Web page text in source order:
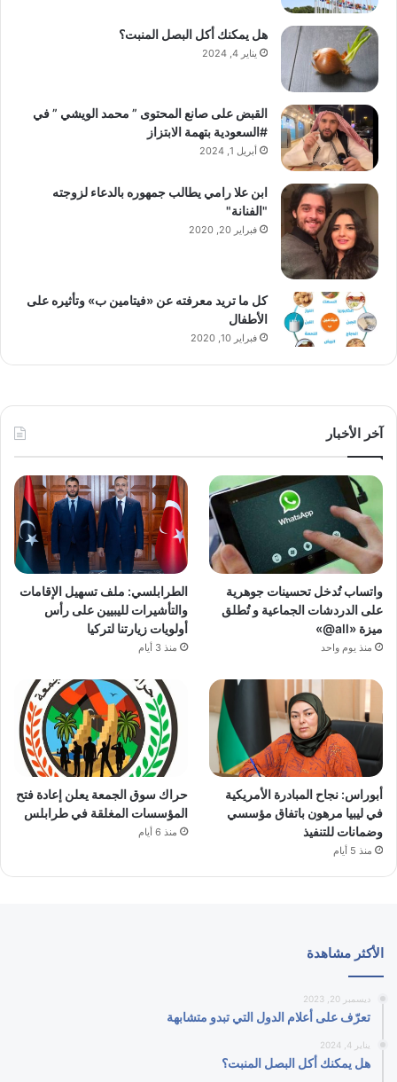
هل يمكنك أكل البصل المنبت؟
يناير 4, 2024
القبض على صانع المحتوى ” محمد الويشي ” في
#السعودية بتهمة الابتزاز
أبريل 1, 2024
ابن علا رامي يطالب جمهوره بالدعاء لزوجته
"الفنانة"
فبراير 20, 2020
كل ما تريد معرفته عن «فيتامين ب» وتأثيره على
الأطفال
فبراير 10, 2020
آخر الأخبار
واتساب تُدخل تحسينات جوهرية
على الدردشات الجماعية و تُطلق
ميزة «all@»
منذ يوم واحد
الطرابلسي: ملف تسهيل الإقامات
والتأشيرات لليبيين على رأس
أولويات زيارتنا لتركيا
منذ 3 أيام
أبوراس: نجاح المبادرة الأمريكية
في ليبيا مرهون باتفاق مؤسسي
وضمانات للتنفيذ
منذ 5 أيام
حراك سوق الجمعة يعلن إعادة فتح
المؤسسات المغلقة في طرابلس
منذ 6 أيام
الأكثر مشاهدة
ديسمبر 20, 2023
تعرّف على أعلام الدول التي تبدو متشابهة
يناير 4, 2024
هل يمكنك أكل البصل المنبت؟